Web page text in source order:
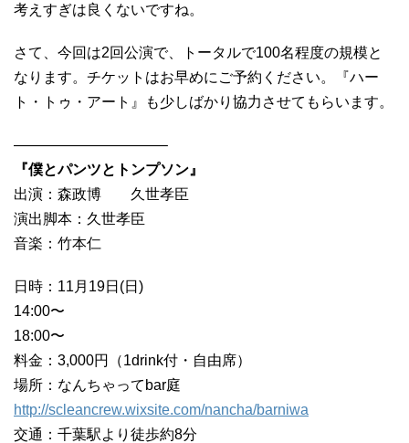
考えすぎは良くないですね。
さて、今回は2回公演で、トータルで100名程度の規模と
なります。チケットはお早めにご予約ください。『ハー
ト・トゥ・アート』も少しばかり協力させてもらいます。
——————————–
『僕とパンツとトンプソン』
出演：森政博 久世孝臣
演出脚本：久世孝臣
音楽：竹本仁
日時：11月19日(日)
14:00〜
18:00〜
料金：3,000円（1drink付・自由席）
場所：なんちゃってbar庭
http://scleancrew.wixsite.com/nancha/barniwa
交通：千葉駅より徒歩約8分